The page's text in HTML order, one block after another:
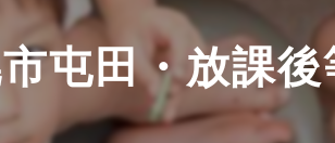
代表挨拶
ビジョン
求める人物像
屯田・放課